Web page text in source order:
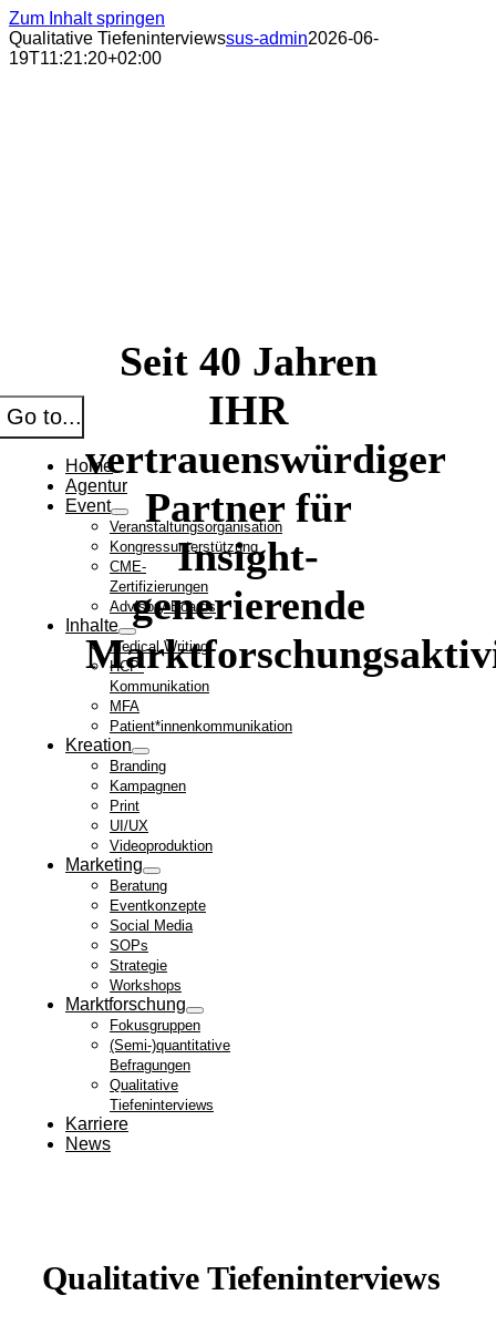
Zum Inhalt springen
Go to...
Home
Agentur
Event
Veranstaltungsorganisation
Kongressunterstützung
CME-
Zertifizierungen
Advisory Boards
Inhalte
Medical Writing
HCP-
Kommunikation
MFA
Patient*innenkommunikation
Kreation
Branding
Kampagnen
Print
UI/UX
Videoproduktion
Marketing
Beratung
Eventkonzepte
Social Media
SOPs
Strategie
Workshops
Marktforschung
Fokusgruppen
(Semi-)quantitative
Befragungen
Qualitative
Tiefeninterviews
Karriere
News
Qualitative Tiefeninterviewssus-admin2026-06-
19T11:21:20+02:00
Seit 40 Jahren
IHR
vertrauenswürdiger
Partner für
Insight-
generierende
Qualitative Tiefeninterviews